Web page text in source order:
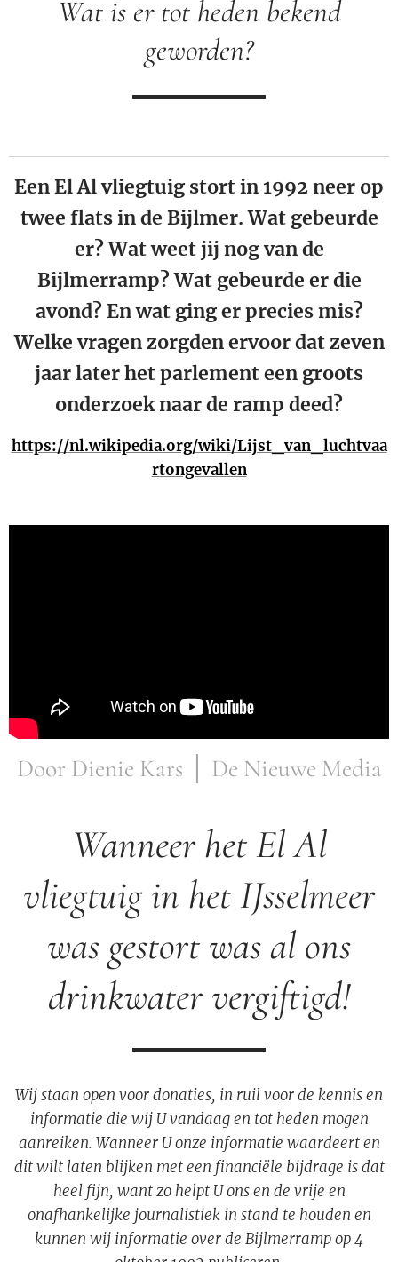
Wat is er tot heden bekend
geworden?
Een El Al vliegtuig stort in 1992 neer op
twee flats in de Bijlmer. Wat gebeurde
er? Wat weet jij nog van de
Bijlmerramp? Wat gebeurde er die
avond? En wat ging er precies mis?
Welke vragen zorgden ervoor dat zeven
jaar later het parlement een groots
onderzoek naar de ramp deed?
https://nl.wikipedia.org/wiki/Lijst_van_luchtvaa
rtongevallen
Door Dienie Kars │ De Nieuwe Media
Wanneer het El Al
vliegtuig in het IJsselmeer
was gestort was al ons
drinkwater vergiftigd!
Wij staan open voor donaties, in ruil voor de kennis en
informatie die wij U vandaag en tot heden mogen
aanreiken. Wanneer U onze informatie waardeert en
dit wilt laten blijken met een financiële bijdrage is dat
heel fijn, want zo helpt U ons en de vrije en
onafhankelijke journalistiek in stand te houden en
kunnen wij informatie over de Bijlmerramp op 4